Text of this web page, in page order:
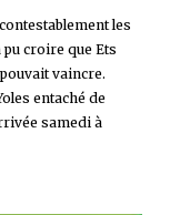
les
croire que Ets
vaincre.
entaché de
samedi à